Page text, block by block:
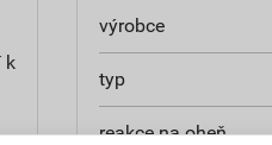
k
výrobce
typ
reakce na oheň